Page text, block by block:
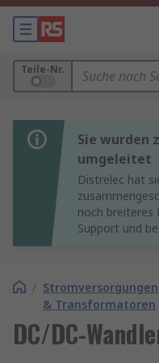
Teile-Nr.
Sie wurden
umgeleitet
Distrelec hat
noch breiteres
Support und
/ Stromversorgungen
& Transformatoren
DC/DC-